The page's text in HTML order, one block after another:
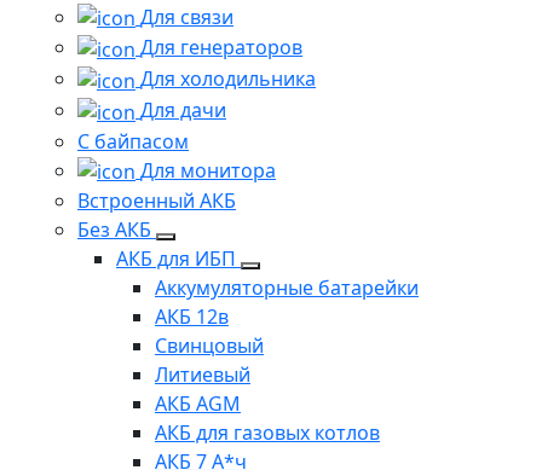
Для связи
Для генераторов
Для холодильника
Для дачи
С байпасом
Для монитора
Встроенный АКБ
Без АКБ
АКБ для ИБП
Аккумуляторные батарейки
АКБ 12в
Свинцовый
Литиевый
АКБ AGM
АКБ для газовых котлов
АКБ 7 А*ч